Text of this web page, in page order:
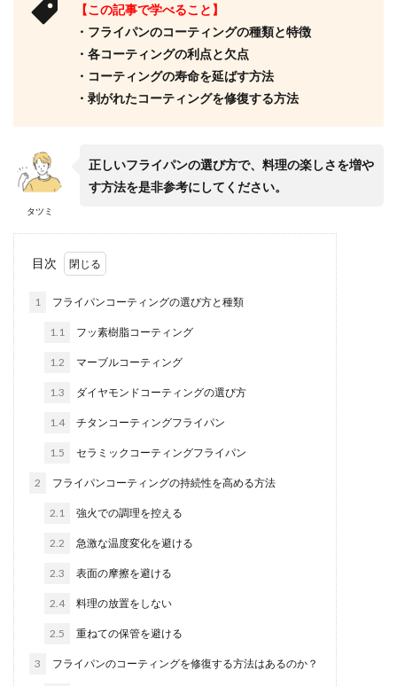
【この記事で学べること】
・フライパンのコーティングの種類と特徴
・各コーティングの利点と欠点
・コーティングの寿命を延ばす方法
・剥がれたコーティングを修復する方法
タツミ
正しいフライパンの選び方で、料理の楽しさを増や
す方法を是非参考にしてください。
目次
1 フライパンコーティングの選び方と種類
1.1 フッ素樹脂コーティング
1.2 マーブルコーティング
1.3 ダイヤモンドコーティングの選び方
1.4 チタンコーティングフライパン
1.5 セラミックコーティングフライパン
2 フライパンコーティングの持続性を高める方法
2.1 強火での調理を控える
2.2 急激な温度変化を避ける
2.3 表面の摩擦を避ける
2.4 料理の放置をしない
2.5 重ねての保管を避ける
3 フライパンのコーティングを修復する方法はあるのか？